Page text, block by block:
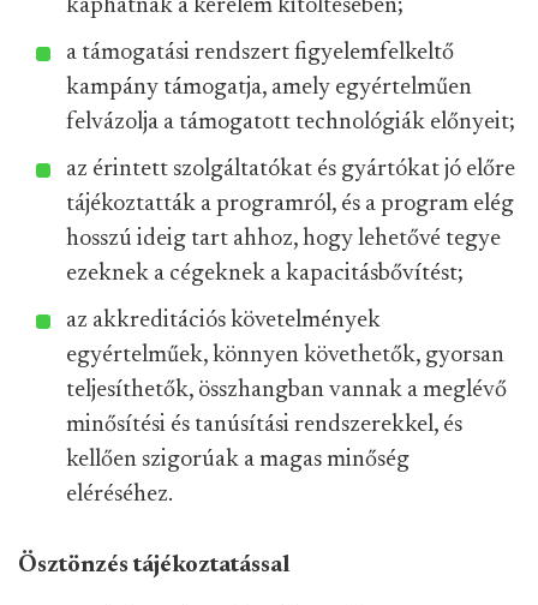
kaphatnak a kérelem kitöltésében;
a támogatási rendszert figyelemfelkeltő
kampány támogatja, amely egyértelműen
felvázolja a támogatott technológiák előnyeit;
az érintett szolgáltatókat és gyártókat jó előre
tájékoztatták a programról, és a program elég
hosszú ideig tart ahhoz, hogy lehetővé tegye
ezeknek a cégeknek a kapacitásbővítést;
az akkreditációs követelmények
egyértelműek, könnyen követhetők, gyorsan
teljesíthetők, összhangban vannak a meglévő
minősítési és tanúsítási rendszerekkel, és
kellően szigorúak a magas minőség
eléréséhez.
Ösztönzés tájékoztatással